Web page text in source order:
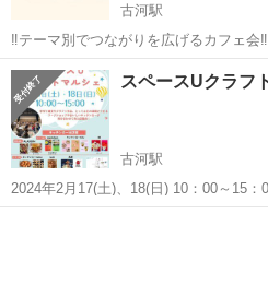
古河駅
‼️テーマ別でつながりを広げるカフェ会
2000回以上のヘビーユーザー主催の手
す。 イベント概要】 《この集いの特徴》 ✨少人数✨の為、ひとりひ
とりとゆっくりと...
茨城 古河市 その他
スペースUクラフ
古河駅
2024年2月17(土)、18(日) 10：00～15：00開催！ 会場：
ホール スペースU古河 古河市役所古河庁舎